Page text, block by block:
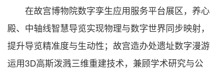
在故宫博物院数字孪生应用服务平台展区，养心
殿、中轴线智慧导览实现物理与数字世界同步映射，
提升导览精准度与生动性；故宫造办处遗址数字漫游
运用3D高斯泼溅三维重建技术，兼顾学术研究与公